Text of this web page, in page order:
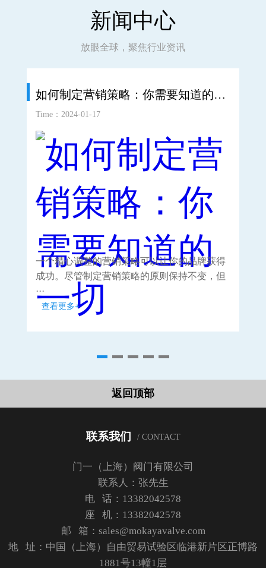
新闻中心
放眼全球，聚焦行业资讯
如何制定营销策略：你需要知道的一切
Time：2024-01-17
一个精心调整的营销策略可以让你的品牌获得
成功。尽管制定营销策略的原则保持不变，但
···
查看更多+
返回顶部
联系我们 / CONTACT
门一（上海）阀门有限公司
联系人：张先生
电 话：13382042578
座 机：13382042578
邮 箱：sales@mokayavalve.com
地 址：中国（上海）自由贸易试验区临港新片区正博路
1881号13幢1层